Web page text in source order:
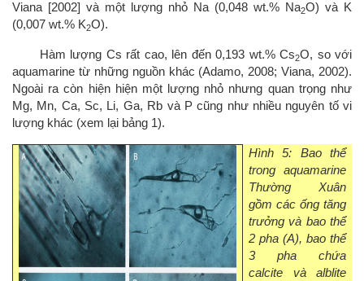
Viana [2002] và một lượng nhỏ Na (0,048 wt.% Na2O) và K
(0,007 wt.% K2O).
Hàm lượng Cs rất cao, lên đến 0,193 wt.% Cs2O, so với
aquamarine từ những nguồn khác (Adamo, 2008; Viana, 2002).
Ngoài ra còn hiện hiện một lượng nhỏ nhưng quan trọng như
Mg, Mn, Ca, Sc, Li, Ga, Rb và P cũng như nhiều nguyên tố vi
lượng khác (xem lại bảng 1).
Hình 5: Bao thể
trong aquamarine
Thường Xuân
gồm các ống tăng
trưởng và bao thể
2 pha (A), bao thể
3 pha chứa
calcite và alblite